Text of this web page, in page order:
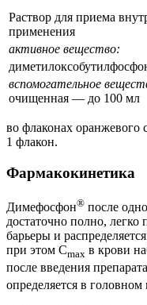
Раствор для приема
применения
активное вещество:
вспомогательное
очищенная — до 100 мл
во флаконах оранжевого
1 флакон.
Фармакокинетика
Димефосфон® после
достаточно полно, легко
барьеры и
при этом Cmax в крови
после введения
определяется в головном